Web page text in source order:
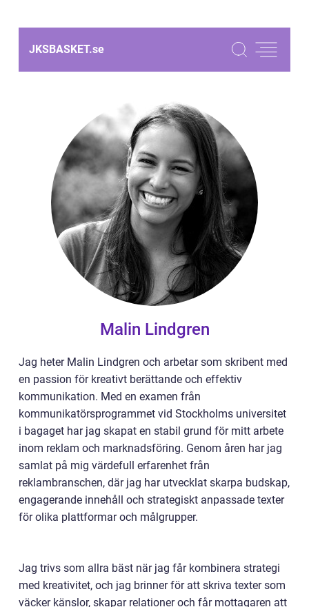
JKSBASKET.se
Malin Lindgren
Jag heter Malin Lindgren och arbetar som skribent med
en passion för kreativt berättande och effektiv
kommunikation. Med en examen från
kommunikatörsprogrammet vid Stockholms universitet
i bagaget har jag skapat en stabil grund för mitt arbete
inom reklam och marknadsföring. Genom åren har jag
samlat på mig värdefull erfarenhet från
reklambranschen, där jag har utvecklat skarpa budskap,
engagerande innehåll och strategiskt anpassade texter
för olika plattformar och målgrupper.
Jag trivs som allra bäst när jag får kombinera strategi
med kreativitet, och jag brinner för att skriva texter som
väcker känslor, skapar relationer och får mottagaren att